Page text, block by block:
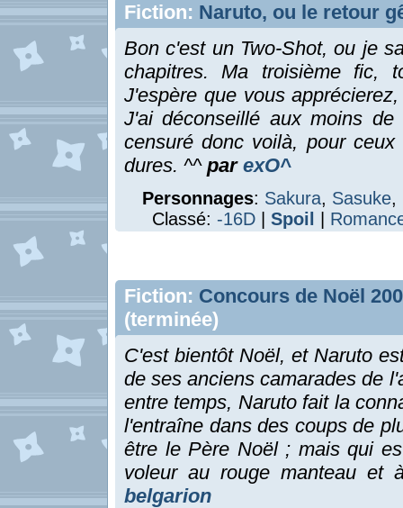
Fiction: Naruto, ou le retour
Bon c'est un Two-Shot, ou je
chapitres. Ma troisième fic,
J'espère que vous
J'ai déconseillé aux moins
censuré donc voilà, pour
dures. ^^ par exO^
Personnages: Sakura, Sasuke,
Classé: -16D Spoil
Fiction: Concours de Noël
(terminée)
C'est bientôt Noël, et Naruto
de ses anciens camarades de
entre temps, Naruto fait la
l'entraîne dans des coups de
être le Père Noël ; mais qui
voleur au rouge manteau
belgarion